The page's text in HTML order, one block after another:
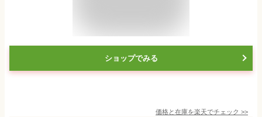
ショップでみる
価格と在庫を楽天でチェック >>